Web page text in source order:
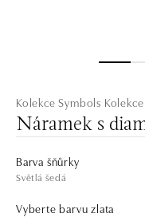
Kolekce Symbols
Náramek s
Barva šňůrky
Světlá šedá
Vyberte barvu zlata